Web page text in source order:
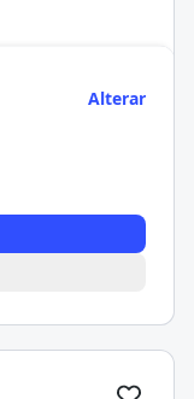
Alterar